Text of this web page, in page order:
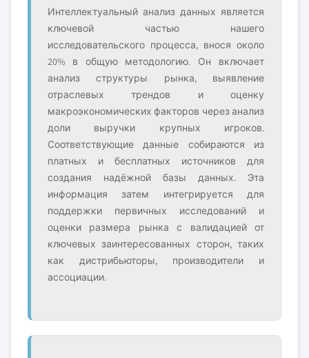
Интеллектуальный анализ данных является
ключевой частью нашего
исследовательского процесса, внося около
20% в общую методологию. Он включает
анализ структуры рынка, выявление
отраслевых трендов и оценку
макроэкономических факторов через анализ
доли выручки крупных игроков.
Соответствующие данные собираются из
платных и бесплатных источников для
создания надёжной базы данных. Эта
информация затем интегрируется для
поддержки первичных исследований и
оценки размера рынка с валидацией от
ключевых заинтересованных сторон, таких
как дистрибьюторы, производители и
ассоциации.